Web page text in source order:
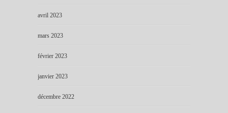
avril 2023
mars 2023
février 2023
janvier 2023
décembre 2022